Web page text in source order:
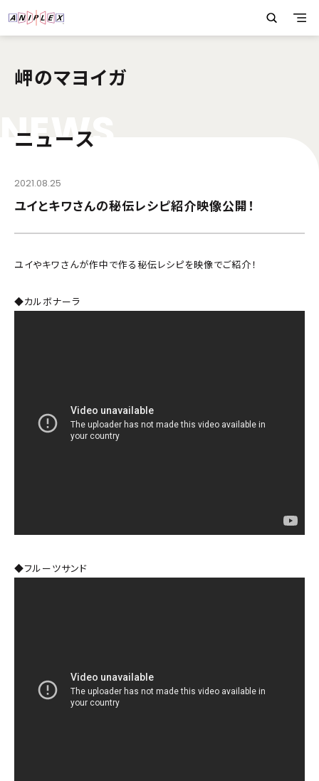
岬のマヨイガ
NEWS
ニュース
2021.08.25
ユイとキワさんの秘伝レシピ紹介映像公開！
ユイやキワさんが作中で作る秘伝レシピを映像でご紹介！
◆カルボナーラ
◆フルーツサンド